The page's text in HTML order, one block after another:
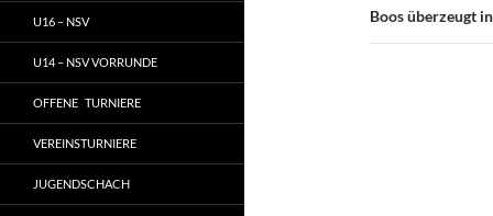
Boos überzeugt
U16 – NSV
U14 – NSV VORRUNDE
OFFENE TURNIERE
VEREINSTURNIERE
JUGENDSCHACH